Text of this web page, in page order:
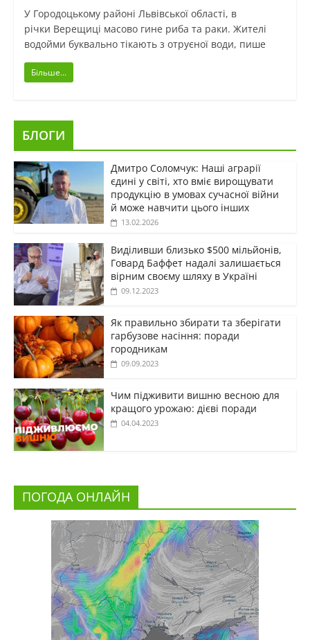
У Городоцькому районі Львівської області, в
річки Верещиці масово гине риба та раки. Жителі
водойми буквально тікають з отруєної води, пише
Більше...
БЛОГИ
Дмитро Соломчук: Наші аграрії
єдині у світі, хто вміє вирощувати
продукцію в умовах сучасної війни
й може навчити цього інших
13.02.2026
Виділивши близько $500 мільйонів,
Говард Баффет надалі залишається
вірним своєму шляху в Україні
09.12.2023
Як правильно збирати та зберігати
гарбузове насіння: поради
городникам
09.09.2023
Чим підживити вишню весною для
кращого урожаю: дієві поради
04.04.2023
ПОГОДА ОНЛАЙН